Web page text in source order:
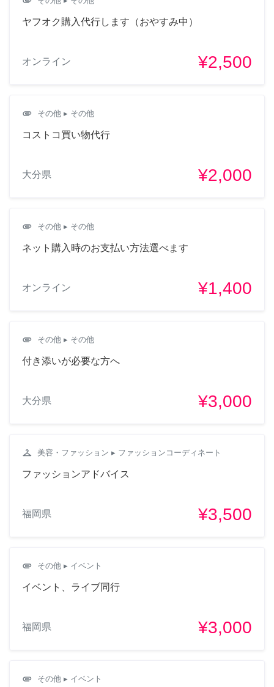
ヤフオク購入代行します（おやすみ中）
オンライン ¥2,500
attachment その他 ▸ その他
コストコ買い物代行
大分県 ¥2,000
attachment その他 ▸ その他
ネット購入時のお支払い方法選べます
オンライン ¥1,400
attachment その他 ▸ その他
付き添いが必要な方へ
大分県 ¥3,000
checkroom 美容・ファッション ▸ ファッションコーディネート
ファッションアドバイス
福岡県 ¥3,500
attachment その他 ▸ イベント
イベント、ライブ同行
福岡県 ¥3,000
attachment その他 ▸ イベント